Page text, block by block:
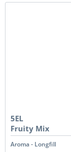
5EL
Fruity Mix
Aroma - Longfill